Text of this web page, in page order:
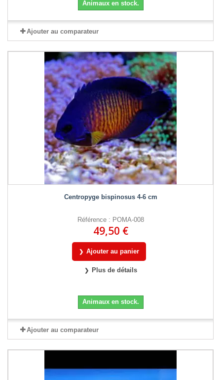
Animaux en stock.
Ajouter au comparateur
Centropyge bispinosus 4-6 cm
Référence : POMA-008
49,50 €
Ajouter au panier
Plus de détails
Animaux en stock.
Ajouter au comparateur